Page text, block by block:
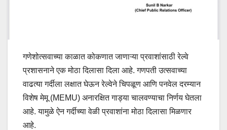
गणेशोत्सवाच्या काळात कोकणात जाणाऱ्या प्रवाशांसाठी रेल्वे
प्रशासनाने एक मोठा दिलासा दिला आहे. गणपती उत्सवाच्या
वाढत्या गर्दीला लक्षात घेऊन रेल्वेने चिपळूण आणि पनवेल दरम्यान
विशेष मेमू (MEMU) अनारक्षित गाड्या चालवण्याचा निर्णय घेतला
आहे. यामुळे ऐन गर्दीच्या वेळी प्रवाशांना मोठा दिलासा मिळणार
आहे.